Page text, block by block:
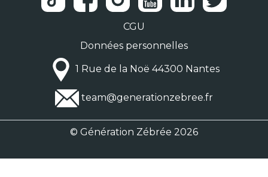
CGU
Données personnelles
1 Rue de la Noë 44300 Nantes
team@generationzebree.fr
© Génération Zébrée 2026